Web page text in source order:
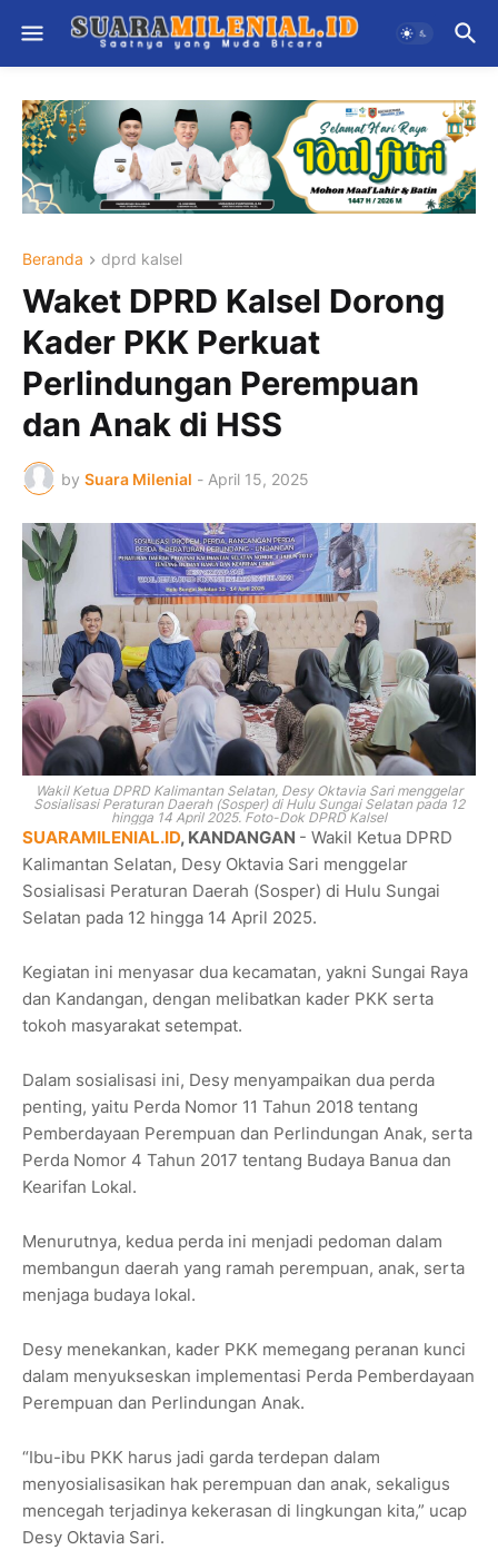
Beranda dprd kalsel
Waket DPRD Kalsel Dorong
Kader PKK Perkuat
Perlindungan Perempuan
dan Anak di HSS
by Suara Milenial - April 15, 2025
Wakil Ketua DPRD Kalimantan Selatan, Desy Oktavia Sari menggelar
Sosialisasi Peraturan Daerah (Sosper) di Hulu Sungai Selatan pada 12
hingga 14 April 2025. Foto-Dok DPRD Kalsel
SUARAMILENIAL.ID, KANDANGAN - Wakil Ketua DPRD
Kalimantan Selatan, Desy Oktavia Sari menggelar
Sosialisasi Peraturan Daerah (Sosper) di Hulu Sungai
Selatan pada 12 hingga 14 April 2025.
Kegiatan ini menyasar dua kecamatan, yakni Sungai Raya
dan Kandangan, dengan melibatkan kader PKK serta
tokoh masyarakat setempat.
Dalam sosialisasi ini, Desy menyampaikan dua perda
penting, yaitu Perda Nomor 11 Tahun 2018 tentang
Pemberdayaan Perempuan dan Perlindungan Anak, serta
Perda Nomor 4 Tahun 2017 tentang Budaya Banua dan
Kearifan Lokal.
Menurutnya, kedua perda ini menjadi pedoman dalam
membangun daerah yang ramah perempuan, anak, serta
menjaga budaya lokal.
Desy menekankan, kader PKK memegang peranan kunci
dalam menyukseskan implementasi Perda Pemberdayaan
Perempuan dan Perlindungan Anak.
“Ibu-ibu PKK harus jadi garda terdepan dalam
menyosialisasikan hak perempuan dan anak, sekaligus
mencegah terjadinya kekerasan di lingkungan kita,” ucap
Desy Oktavia Sari.